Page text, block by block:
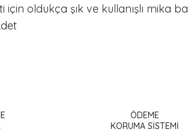
için oldukça şık ve kullanışlı mika
veya görüntülenemiyor.
ÖDEME
KORUMA SİSTEMİ